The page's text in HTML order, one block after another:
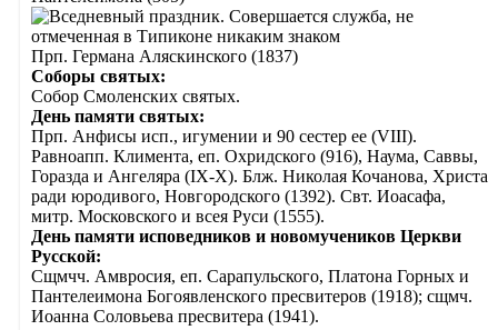
Прп. Германа Аляскинского (1837)
Соборы святых:
Собор Смоленских святых.
День памяти святых:
Прп. Анфисы исп., игумении и 90 сестер ее (VIII).
Равноапп. Климента, еп. Охридского (916), Наума, Саввы,
Горазда и Ангеляра (IX-X). Блж. Николая Кочанова, Христа
ради юродивого, Новгородского (1392). Свт. Иоасафа,
митр. Московского и всея Руси (1555).
День памяти исповедников и новомучеников Церкви
Русской:
Сщмчч. Амвросия, еп. Сарапульского, Платона Горных и
Пантелеимона Богоявленского пресвитеров (1918); сщмч.
Иоанна Соловьева пресвитера (1941).